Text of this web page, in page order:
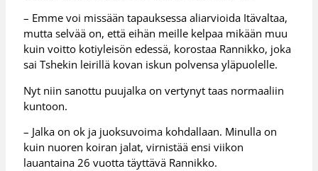
– Emme voi missään tapauksessa aliarvioida Itävaltaa,
mutta selvää on, että eihän meille kelpaa mikään muu
kuin voitto kotiyleisön edessä, korostaa Rannikko, joka
sai Tshekin leirillä kovan iskun polvensa yläpuolelle.
Nyt niin sanottu puujalka on vertynyt taas normaaliin
kuntoon.
– Jalka on ok ja juoksuvoima kohdallaan. Minulla on
kuin nuoren koiran jalat, virnistää ensi viikon
lauantaina 26 vuotta täyttävä Rannikko.